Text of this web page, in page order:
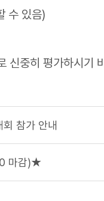
수 있음)
신중히 평가하시기
참가 안내
마감)★